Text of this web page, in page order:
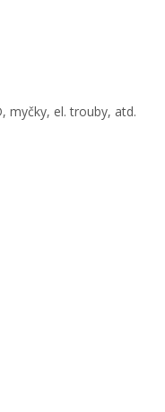
myčky, el. trouby, atd.